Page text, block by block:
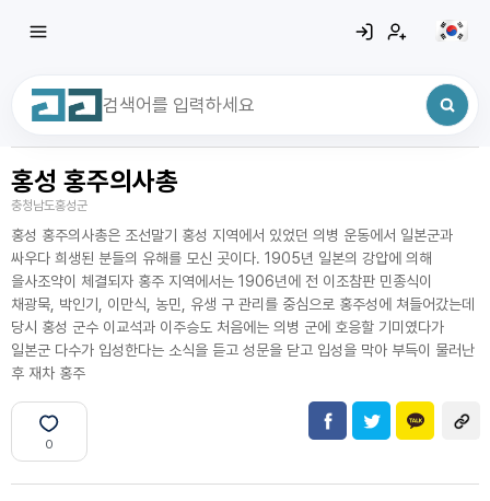
최근 검색어
홍성 홍주의사총
충청남도홍성군
홍성 홍주의사총은 조선말기 홍성 지역에서 있었던 의병 운동에서 일본군과
싸우다 희생된 분들의 유해를 모신 곳이다. 1905년 일본의 강압에 의해
을사조약이 체결되자 홍주 지역에서는 1906년에 전 이조참판 민종식이
채광묵, 박인기, 이만식, 농민, 유생 구 관리를 중심으로 홍주성에 쳐들어갔는데
당시 홍성 군수 이교석과 이주승도 처음에는 의병 군에 호응할 기미였다가
일본군 다수가 입성한다는 소식을 듣고 성문을 닫고 입성을 막아 부득이 물러난
후 재차 홍주
0